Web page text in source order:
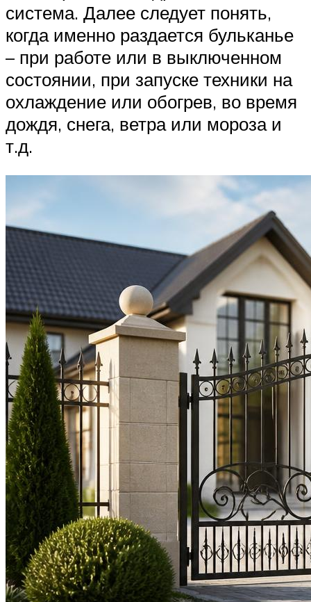
система. Далее следует понять,
когда именно раздается бульканье
– при работе или в выключенном
состоянии, при запуске техники на
охлаждение или обогрев, во время
дождя, снега, ветра или мороза и
т.д.